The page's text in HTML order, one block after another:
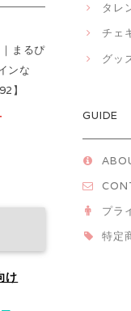
まるぴ
ンな
】
け
タレ
チェ
グッ
GUIDE
プラ
特定